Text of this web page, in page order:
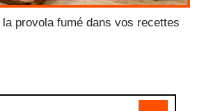
provola fumé dans vos recettes